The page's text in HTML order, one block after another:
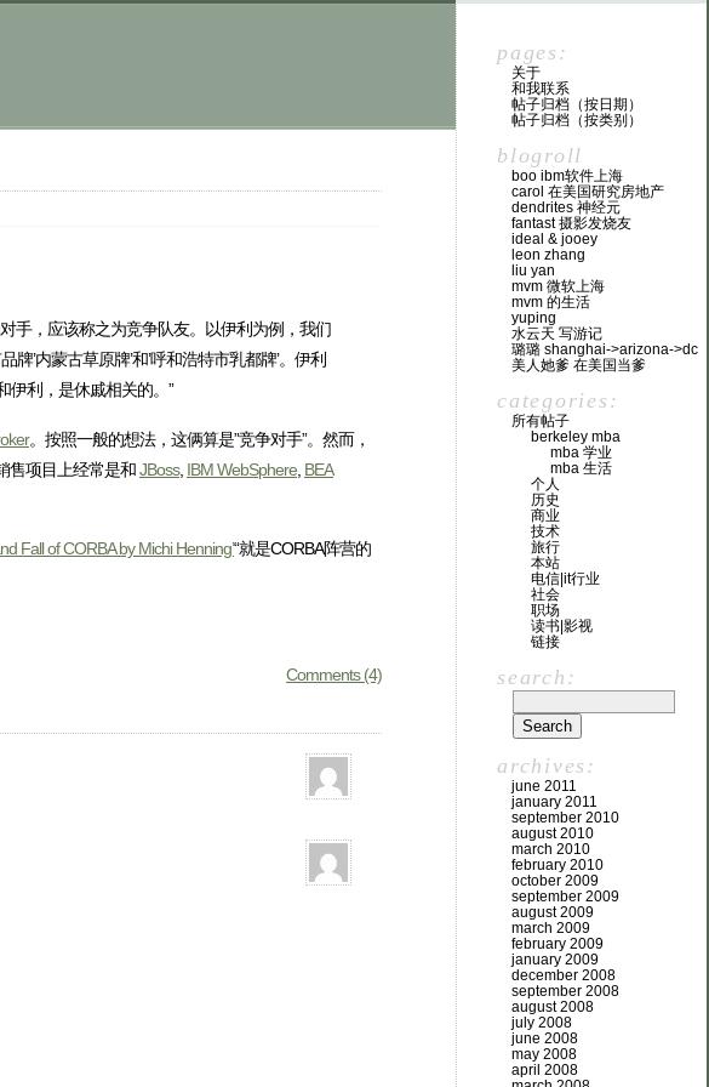
手，应该称之为竞争队友。以伊利为例，我们
’内蒙古草原牌’和’呼和浩特市乳都牌’。伊利
伊利，是休戚相关的。”
。按照一般的想法，这俩算是”竞争对手”。然而，
售项目上经常是和JBoss, IBM WebSphere, BEA
Fall of CORBA by Michi Henning’“就是CORBA阵营的
Comments (4)
pages:
关于
和我联系
帖子归档（按日期）
帖子归档（按类别）
blogroll
boo ibm软件上海
carol 在美国研究房地产
dendrites 神经元
fantast 摄影发烧友
ideal & jooey
leon zhang
liu yan
mvm 微软上海
mvm 的生活
yuping
水云天 写游记
璐璐 shanghai->arizona->dc
美人她爹 在美国当爹
categories:
所有帖子
berkeley mba
mba 学业
mba 生活
个人
历史
商业
技术
旅行
本站
电信|it行业
社会
职场
读书|影视
链接
search:
archives:
june 2011
january 2011
september 2010
august 2010
march 2010
february 2010
october 2009
september 2009
august 2009
march 2009
february 2009
january 2009
december 2008
september 2008
august 2008
july 2008
june 2008
may 2008
april 2008